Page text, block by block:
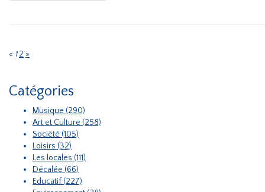
« 1 2 »
Catégories
Musique (290)
Art et Culture (258)
Société (105)
Loisirs (32)
Les locales (111)
Décalée (66)
Educatif (227)